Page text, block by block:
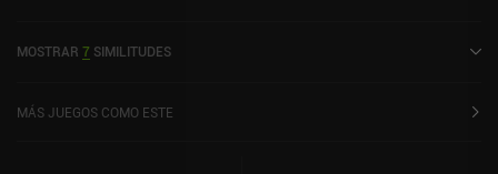
MOSTRAR 7 SIMILITUDES
MÁS JUEGOS COMO ESTE